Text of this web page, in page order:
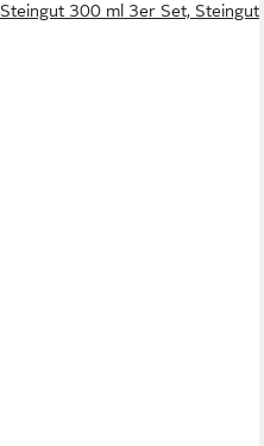
Steingut 300 ml 3er Set, Steingut